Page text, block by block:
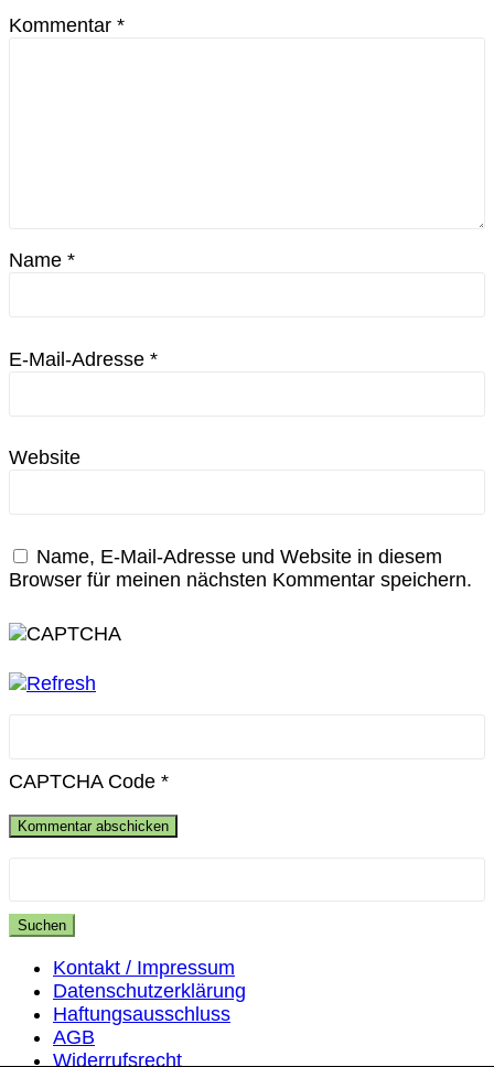
Kommentar *
Name *
E-Mail-Adresse *
Website
Name, E-Mail-Adresse und Website in diesem
Browser für meinen nächsten Kommentar speichern.
CAPTCHA Code *
Kontakt / Impressum
Datenschutzerklärung
Haftungsausschluss
AGB
Widerrufsrecht